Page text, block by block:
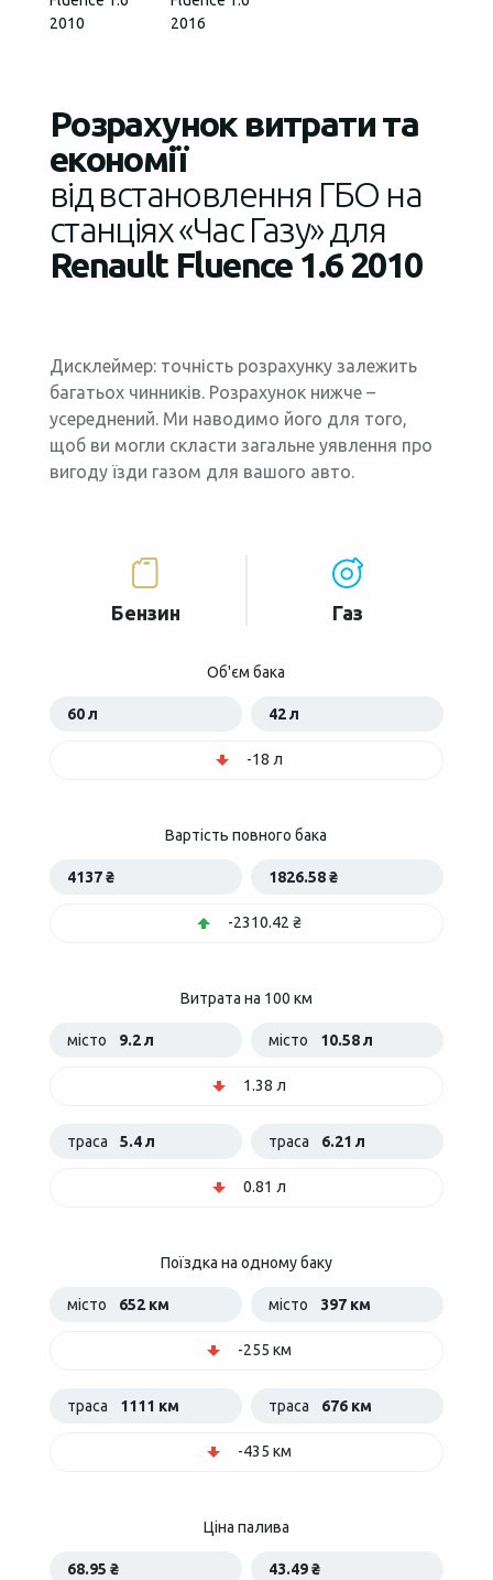
2010
2016
Розрахунок витрати та
економії
від встановлення ГБО на
станціях «Час Газу» для
Renault Fluence 1.6 2010
Дисклеймер: точність розрахунку залежить
багатьох чинників. Розрахунок нижче –
усереднений. Ми наводимо його для того,
щоб ви могли скласти загальне уявлення про
вигоду їзди газом для вашого авто.
Бензин Газ
Об'єм бака
60 л 42 л
-18 л
Вартість повного бака
4137 ₴ 1826.58 ₴
-2310.42 ₴
Витрата на 100 км
місто 9.2 л місто 10.58 л
1.38 л
траса 5.4 л траса 6.21 л
0.81 л
Поїздка на одному баку
місто 652 км місто 397 км
-255 км
траса 1111 км траса 676 км
-435 км
Ціна палива
68.95 ₴ 43.49 ₴